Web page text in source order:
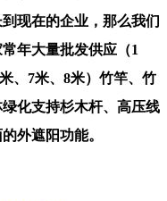
现在的企业，那么我们
年大量批发供应（1
、7米、8米）竹竿、竹
化支持杉木杆、高压线
外遮阳功能。